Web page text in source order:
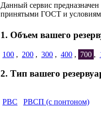
Данный сервис
принятыми ГОСТ и
1. Объем вашего
100 , 200 , 300 , 400 , 700 ,
2. Тип вашего
РВС РВСП (с понтоном)